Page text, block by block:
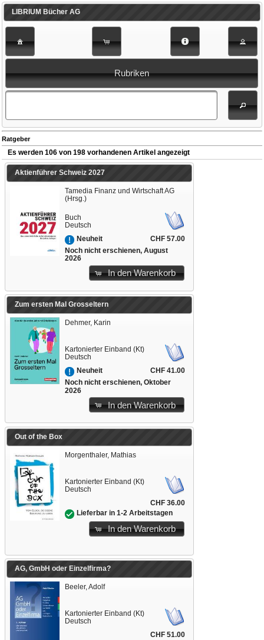
LIBRIUM Bücher AG
Rubriken
Ratgeber
Es werden 106 von 198 vorhandenen Artikel angezeigt
Aktienführer Schweiz 2027
Tamedia Finanz und Wirtschaft AG
(Hrsg.)
Buch
Deutsch
Neuheit
CHF 57.00
Noch nicht erschienen, August
2026
In den Warenkorb
Zum ersten Mal Grosseltern
Dehmer, Karin
Kartonierter Einband (Kt)
Deutsch
Neuheit
CHF 41.00
Noch nicht erschienen, Oktober
2026
In den Warenkorb
Out of the Box
Morgenthaler, Mathias
Kartonierter Einband (Kt)
Deutsch
CHF 36.00
Lieferbar in 1-2 Arbeitstagen
In den Warenkorb
AG, GmbH oder Einzelfirma?
Beeler, Adolf
Kartonierter Einband (Kt)
Deutsch
CHF 51.00